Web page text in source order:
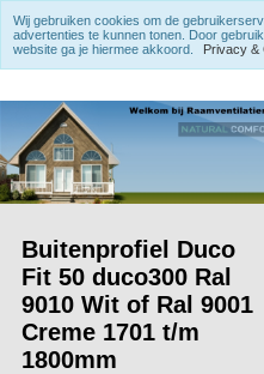
Buitenprofiel Duco
Fit 50 duco300 Ral
9010 Wit of Ral 9001
Creme 1701 t/m
1800mm
Wij gebruiken cookies om de
advertenties te kunnen tonen. Door
website ga je hiermee akkoord.
Privacy &